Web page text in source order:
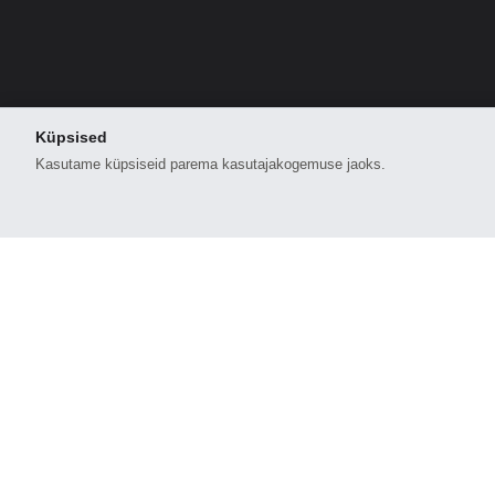
Küpsised
Kasutame küpsiseid parema kasutajakogemuse jaoks.